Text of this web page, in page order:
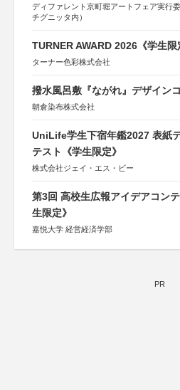
ディファレント京町堀アートフェア実行
チグニッタ内）
TURNER AWARD 2026《学生限
ターナー色彩株式会社
撥水風呂敷『ながれ』デザイン
朝倉染布株式会社
UniLife学生下宿年鑑2027 表紙
テスト《学生限定》
株式会社ジェイ・エス・ビー
第3回 高校生広報アイデアコン
生限定》
嘉悦大学 経営経済学部
PR